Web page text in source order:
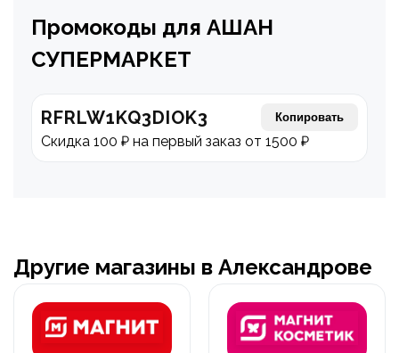
Промокоды для АШАН
СУПЕРМАРКЕТ
RFRLW1KQ3DIOK3 Копировать
Скидка 100 ₽ на первый заказ от 1500 ₽
Другие магазины в Александрове